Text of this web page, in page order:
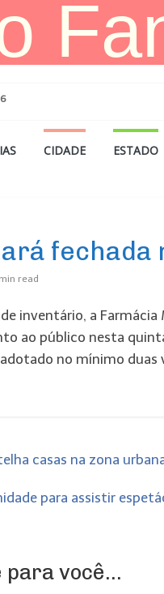
CIDADE ESTADO
min read
inventário, a
ao público nesta
no mínimo
casas na zona
para assistir
você...